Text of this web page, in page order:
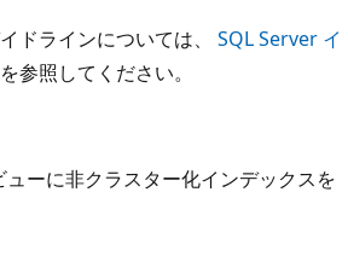
ドラインについては、 SQL Server イ
を参照してください。
ーに非クラスター化インデックスを